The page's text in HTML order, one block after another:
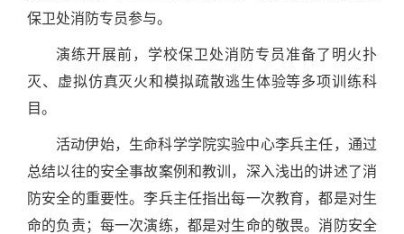
保卫处消防专员参与。
演练开展前，学校保卫处消防专员准备了明火扑
灭、虚拟仿真灭火和模拟疏散逃生体验等多项训练科
目。
活动伊始，生命科学学院实验中心李兵主任，通过
总结以往的安全事故案例和教训，深入浅出的讲述了消
防安全的重要性。李兵主任指出每一次教育，都是对生
命的负责；每一次演练，都是对生命的敬畏。消防安全